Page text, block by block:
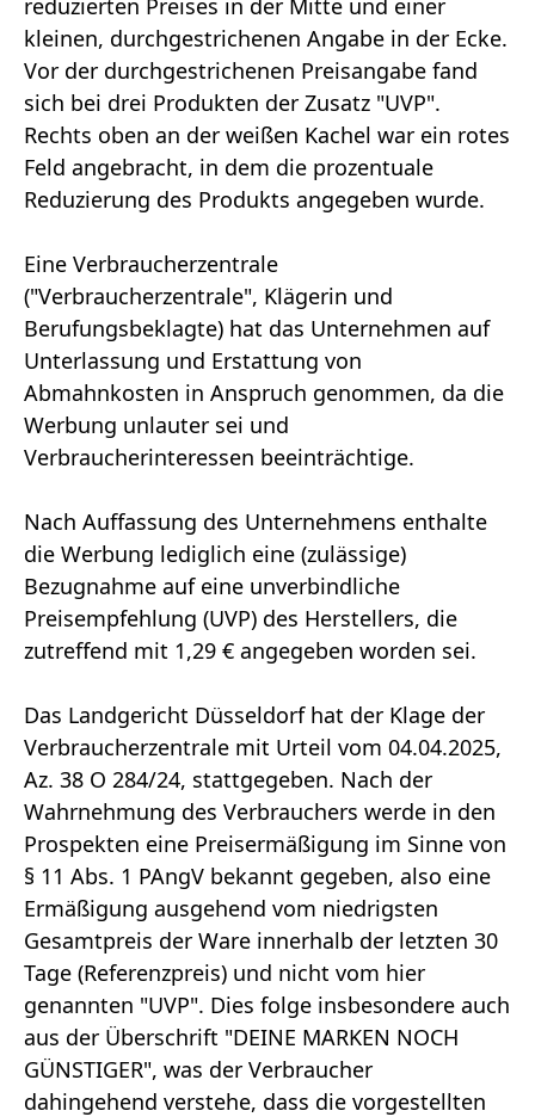
reduzierten Preises in der Mitte und einer
kleinen, durchgestrichenen Angabe in der Ecke.
Vor der durchgestrichenen Preisangabe fand
sich bei drei Produkten der Zusatz "UVP".
Rechts oben an der weißen Kachel war ein rotes
Feld angebracht, in dem die prozentuale
Reduzierung des Produkts angegeben wurde.
Eine Verbraucherzentrale
("Verbraucherzentrale", Klägerin und
Berufungsbeklagte) hat das Unternehmen auf
Unterlassung und Erstattung von
Abmahnkosten in Anspruch genommen, da die
Werbung unlauter sei und
Verbraucherinteressen beeinträchtige.
Nach Auffassung des Unternehmens enthalte
die Werbung lediglich eine (zulässige)
Bezugnahme auf eine unverbindliche
Preisempfehlung (UVP) des Herstellers, die
zutreffend mit 1,29 € angegeben worden sei.
Das Landgericht Düsseldorf hat der Klage der
Verbraucherzentrale mit Urteil vom 04.04.2025,
Az. 38 O 284/24, stattgegeben. Nach der
Wahrnehmung des Verbrauchers werde in den
Prospekten eine Preisermäßigung im Sinne von
§ 11 Abs. 1 PAngV bekannt gegeben, also eine
Ermäßigung ausgehend vom niedrigsten
Gesamtpreis der Ware innerhalb der letzten 30
Tage (Referenzpreis) und nicht vom hier
genannten "UVP". Dies folge insbesondere auch
aus der Überschrift "DEINE MARKEN NOCH
GÜNSTIGER", was der Verbraucher
dahingehend verstehe, dass die vorgestellten